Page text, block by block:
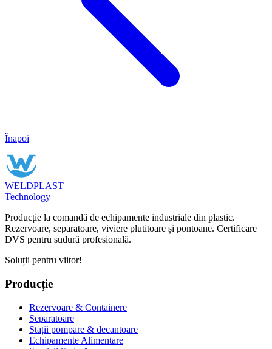
Înapoi
WELDPLAST
Technology
Producție la comandă de echipamente industriale din plastic.
Rezervoare, separatoare, viviere plutitoare și pontoane. Certificare
DVS pentru sudură profesională.
Soluții pentru viitor!
Producție
Rezervoare & Containere
Separatoare
Stații pompare & decantoare
Echipamente Alimentare